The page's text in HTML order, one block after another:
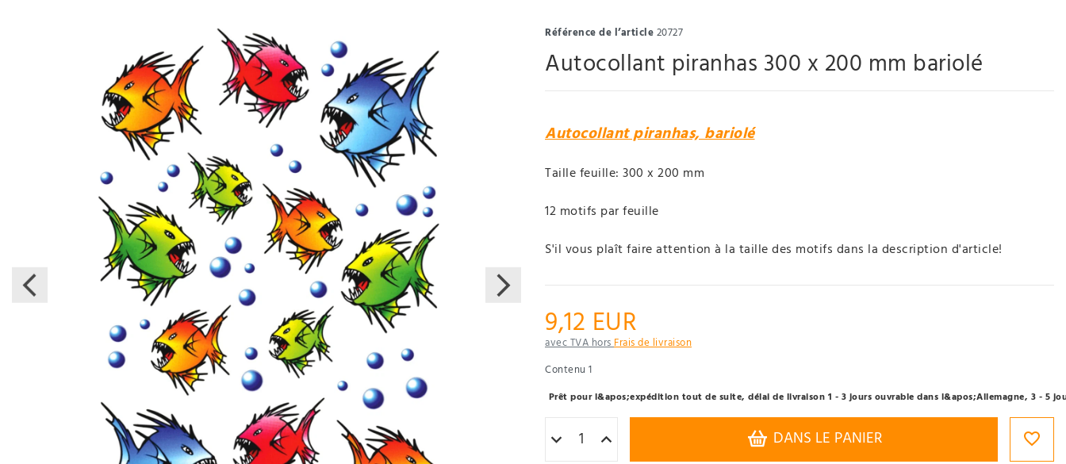
Référence de l’article20727
Autocollant piranhas 300 x 200 mm bariolé
Autocollant piranhas, bariolé
Taille feuille: 300 x 200 mm
12 motifs par feuille
S'il vous plaît faire attention à la taille des motifs dans la description d'article!
9,12 EUR
avec TVA horsFrais de livraison
Contenu 1
Prêt pour l&apos;expédition tout de suite, délai de livraison 1 - 3 jours ouvrable dans l&apos;Allemagne, 3 - 5
DANS LE PANIER